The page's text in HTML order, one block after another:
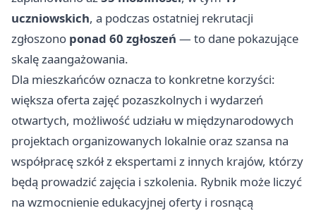
uczniowskich, a podczas ostatniej rekrutacji
zgłoszono ponad 60 zgłoszeń — to dane pokazujące
skalę zaangażowania.
Dla mieszkańców oznacza to konkretne korzyści:
większa oferta zajęć pozaszkolnych i wydarzeń
otwartych, możliwość udziału w międzynarodowych
projektach organizowanych lokalnie oraz szansa na
współpracę szkół z ekspertami z innych krajów, którzy
będą prowadzić zajęcia i szkolenia. Rybnik może liczyć
na wzmocnienie edukacyjnej oferty i rosnącą